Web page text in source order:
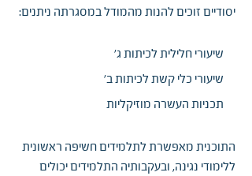
יסודיים זוכים להנות מהמודל במסגרתה ניתנים:
שיעורי חלילית לכיתות ג'
שיעורי כלי קשת לכיתות ב'
תכניות העשרה מוזיקליות
התוכנית מאפשרת לתלמידים חשיפה ראשונית
ללימודי נגינה, ובעקבותיה התלמידים יכולים